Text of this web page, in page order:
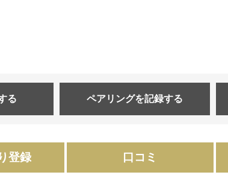
る ペアリングを記録する
登録 口コミ